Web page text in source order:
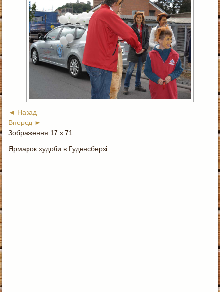
◄ Назад
Вперед ►
Зображення 17 з 71
Ярмарок худоби в Ґуденсберзі